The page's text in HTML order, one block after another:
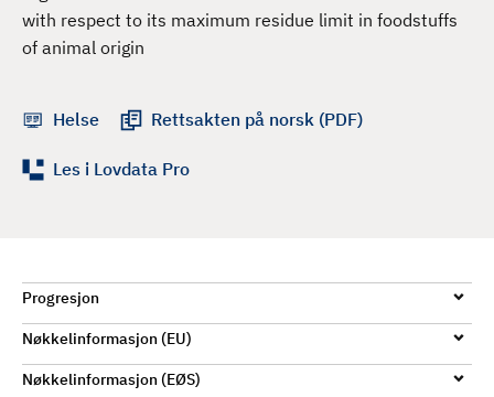
with respect to its maximum residue limit in foodstuffs
of animal origin
Helse Rettsakten på norsk (PDF)
Les i Lovdata Pro
Progresjon
Nøkkelinformasjon (EU)
Nøkkelinformasjon (EØS)